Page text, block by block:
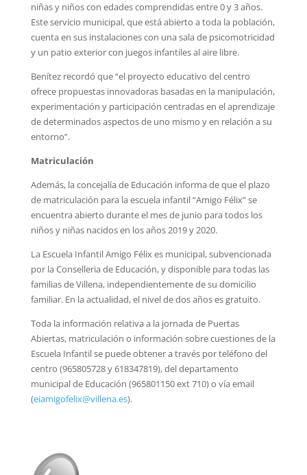
niñas y niños con edades comprendidas entre 0 y 3 años.
Este servicio municipal, que está abierto a toda la población,
cuenta en sus instalaciones con una sala de psicomotricidad
y un patio exterior con juegos infantiles al aire libre.
Benítez recordó que “el proyecto educativo del centro
ofrece propuestas innovadoras basadas en la manipulación,
experimentación y participación centradas en el aprendizaje
de determinados aspectos de uno mismo y en relación a su
entorno”.
Matriculación
Además, la concejalía de Educación informa de que el plazo
de matriculación para la escuela infantil “Amigo Félix” se
encuentra abierto durante el mes de junio para todos los
niños y niñas nacidos en los años 2019 y 2020.
La Escuela Infantil Amigo Félix es municipal, subvencionada
por la Conselleria de Educación, y disponible para todas las
familias de Villena, independientemente de su domicilio
familiar. En la actualidad, el nivel de dos años es gratuito.
Toda la información relativa a la jornada de Puertas
Abiertas, matriculación o información sobre cuestiones de la
Escuela Infantil se puede obtener a través por teléfono del
centro (965805728 y 618347819), del departamento
municipal de Educación (965801150 ext 710) o vía email
(eiamigofelix@villena.es).